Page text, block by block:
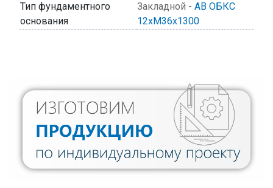
Тип фундаментного
основания
Закладной - АВ ОБКС
12хМ36х1300